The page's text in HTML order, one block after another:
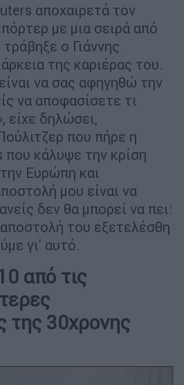
αποχαιρετά τον
με μια σειρά από
ο Γιάννης
της καριέρας του.
να σας αφηγηθώ την
να αποφασίσετε τι
είχε δηλώσει,
που πήρε η
κάλυψε την κρίση
Ευρώπη και
μου είναι να
δεν θα μπορεί να πει:
του εξετελέσθη
γι' αυτό.
από τις
της 30χρονης